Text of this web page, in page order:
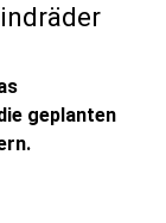
geplanten